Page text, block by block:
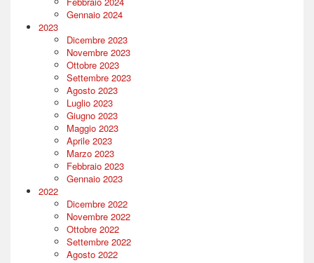
Gennaio 2024
2023
Dicembre 2023
Novembre 2023
Ottobre 2023
Settembre 2023
Agosto 2023
Luglio 2023
Giugno 2023
Maggio 2023
Aprile 2023
Marzo 2023
Febbraio 2023
Gennaio 2023
2022
Dicembre 2022
Novembre 2022
Ottobre 2022
Settembre 2022
Agosto 2022